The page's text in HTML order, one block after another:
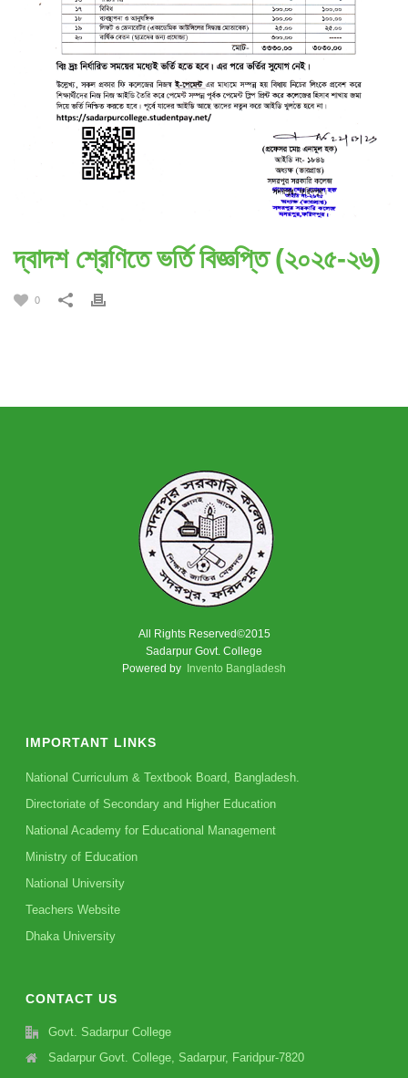
দ্বাদশ শ্রেণিতে ভর্তি বিজ্ঞপ্তি (২০২৫-২৬)
0
All Rights Reserved©2015
Sadarpur Govt. College
Powered by Invento Bangladesh
IMPORTANT LINKS
National Curriculum & Textbook Board, Bangladesh.
Directoriate of Secondary and Higher Education
National Academy for Educational Management
Ministry of Education
National University
Teachers Website
Dhaka University
CONTACT US
Govt. Sadarpur College
Sadarpur Govt. College, Sadarpur, Faridpur-7820